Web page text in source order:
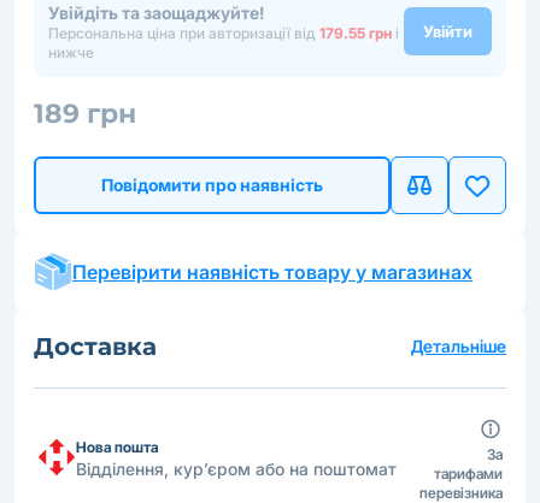
Увійдіть та заощаджуйте!
Персональна ціна при авторизації від 179.55 грн і
нижче
Увійти
189 грн
Повідомити про наявність
Перевірити наявність товару у магазинах
Доставка Детальніше
Нова пошта
Відділення, кур’єром або на поштомат
За
тарифами
перевізника